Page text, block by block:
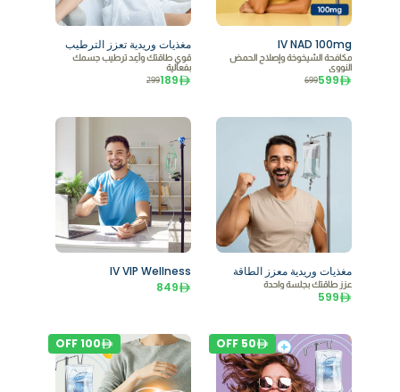
IV NAD 100mg
مكافحة الشيخوخة وإصلاح الحمض
النووي
599
699
مغذيات وريدية تعزز الترطيب
قوي طاقتك وأعِد ترطيب جسمك
بفعالية
189
299
مغذيات وريدية معزز الطاقة
عزز طاقتك بجلسة واحدة
599
IV VIP Wellness
849
50
OFF
100
OFF